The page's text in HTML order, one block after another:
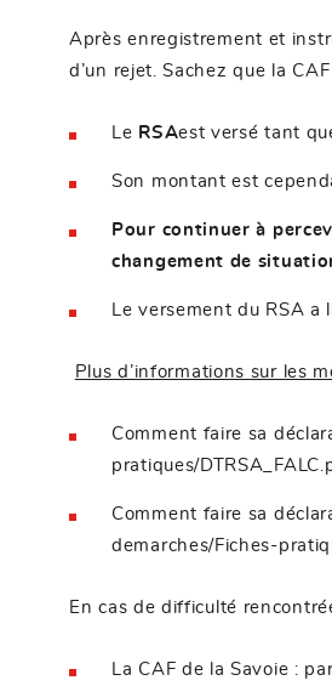
Après enregistrement et
d’un rejet. Sachez que la
Le RSAest versé tant
Son montant est
Pour continuer à
changement de
Le versement du RSA a
Plus d’informations sur les
Comment faire sa
pratiques/
Comment faire sa
demarches/Fiches-
En cas de difficulté
La CAF de la Savoie :